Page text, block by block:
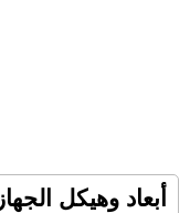
أبعاد وهيكل الجهاز